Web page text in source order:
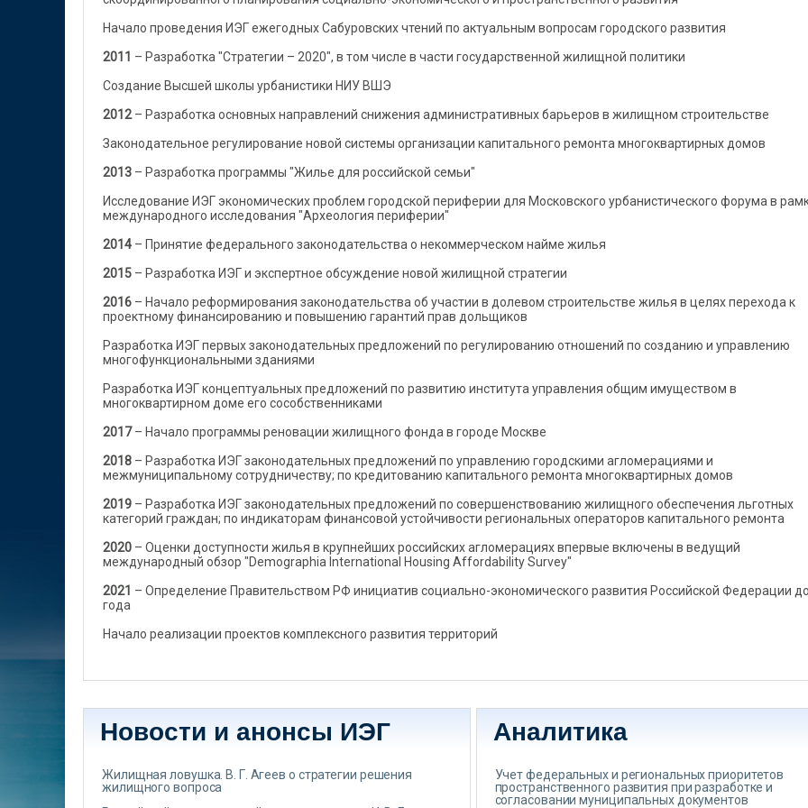
Начало проведения ИЭГ ежегодных Сабуровских чтений по актуальным вопросам городского развития
2011 – Разработка "Стратегии – 2020", в том числе в части государственной жилищной политики
Создание Высшей школы урбанистики НИУ ВШЭ
2012– Разработка основных направлений снижения административных барьеров в жилищном строительстве
Законодательное регулирование новой системы организации капитального ремонта многоквартирных домов
2013 – Разработка программы "Жилье для российской семьи"
Исследование ИЭГ экономических проблем городской периферии для Московского урбанистического форума в
международного исследования "Археология периферии"
2014 – Принятие федерального законодательства о некоммерческом найме жилья
2015 – Разработка ИЭГ и экспертное обсуждение новой жилищной стратегии
2016 – Начало реформирования законодательства об участии в долевом строительстве жилья в целях перехода к
проектному финансированию и повышению гарантий прав дольщиков
Разработка ИЭГ первых законодательных предложений по регулированию отношений по созданию и управлению
многофункциональными зданиями
Разработка ИЭГ концептуальных предложений по развитию института управления общим имуществом в
многоквартирном доме его сособственниками
2017– Начало программы реновации жилищного фонда в городе Москве
2018 – Разработка ИЭГ законодательных предложений по управлению городскими агломерациями и
межмуниципальному сотрудничеству; по кредитованию капитального ремонта многоквартирных домов
2019 – Разработка ИЭГ законодательных предложений по совершенствованию жилищного обеспечения льготных
категорий граждан; по индикаторам финансовой устойчивости региональных операторов капитального ремонта
2020 – Оценки доступности жилья в крупнейших российских агломерациях впервые включены в ведущий
международный обзор "Demographia International Housing Affordability Survey"
2021 – Определение Правительством РФ инициатив социально-экономического развития Российской Федерации
года
Начало реализации проектов комплексного развития территорий
Новости и анонсы ИЭГ
Жилищная ловушка. В. Г. Агеев о стратегии решения
жилищного вопроса
Аналитика
Учет федеральных и региональных приоритетов
пространственного развития при разработке и
согласовании муниципальных документов